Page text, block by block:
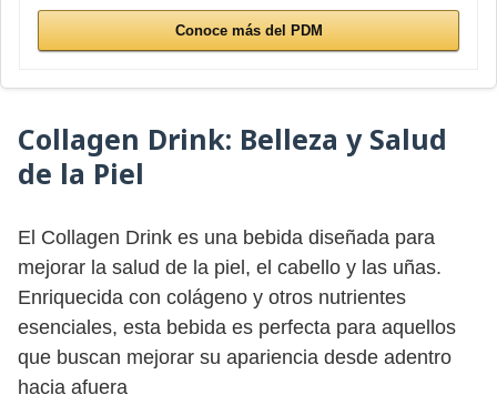
Conoce más del PDM
Collagen Drink: Belleza y Salud
de la Piel
El Collagen Drink es una bebida diseñada para
mejorar la salud de la piel, el cabello y las uñas.
Enriquecida con colágeno y otros nutrientes
esenciales, esta bebida es perfecta para aquellos
que buscan mejorar su apariencia desde adentro
hacia afuera